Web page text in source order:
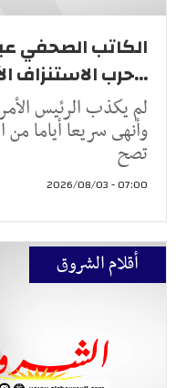
الكاتب الصحفي
...حرب الاستنزاف
لم يكذب الرئيس
وأنهى سريعا أياما
تصح
07:00 - 2026/08/03
أقلام الشروق